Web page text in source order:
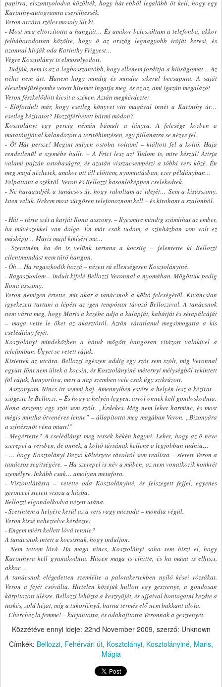
papírra, elszontyolodva közölték, hogy hát ebből legalább öt kell, hogy egy
Karinthy-autogramra cserélhessék.
Veron arcára széles mosoly ült ki.
- Most meg eltorzította a hangját… És amikor beleszóltam a telefonba, akkor
felháborodottan közölte, hogy ő az ország legnagyobb íróját keresi, és
azonnal hívják oda Karinthy Frigyest…
Végre Kosztolányi is elmosolyodott.
- Tudják, nem is az a legbosszantóbb, hogy ellenem fordítja a hiúságomat… Az
néha nem árt. Hanem hogy mindig és mindig sikerül becsapnia. A saját
éleselméjűségembe vetett hitemet ingatja meg, és ez az, ami igazán megalázó!
Veron fészkelődött kicsit a széken. Aztán megkérdezte:
- Előfordult már, hogy esetleg könyvet vitt magával innét a Karinthy úr…
esetleg kéziratot? Hozzáférhetett bármi módon?
Kosztolányi egy percig némán bámult a lányra. A felesége közben a
mutatóujjával kalandozott a terítőhímzésen, egy pillanatra se nézve fel.
- Ó! Hát persze! Megint milyen ostoba voltam! – kiáltott fel a költő. Haja
rendetlenül a szemébe hullt. – A Frici lesz az! Tudom is, mire készül! Átírja
valami pajzán ostobaságra, és azután visszacsempészi a többi vers közé. Én
meg majd nézhetek, amikor ott áll előttem, nyomtatásban, ezer példányban…
Felpattant a székről. Veron és Bellozzi hasonlóképpen cselekedtek.
- Ne haragudjék a tanácsos úr, hogy raboltam az idejét… Sem a kisasszony.
Isten velük. Nekem most sürgősen telefonoznom kell – és kirohant a szalonból.
- Hát – tárta szét a karját Ilona asszony. – Ilyesmire mindig számíthat az ember,
ha művészekkel van dolga. Én már csak tudom, a színházban sem volt ez
másképp… Maris majd kikíséri ma…
- Szeretném, ha ön is velünk tartana a kocsiig – jelentette ki Bellozzi
ellentmondást nem tűrő hangon.
- Óh… Ha ragaszkodik hozzá – nézett rá ellenségesen Kosztolányiné.
- Ragaszkodom – indult kifelé Bellozzi Veronnal a nyomában. Mögöttük pedig
Ilona asszony.
Veron nemigen értette, mit akar a tanácsnok a költő feleségétől. Kíváncsian
igyekezett tartani a lépést az igen tempósan távozó Bellozzival. A tanácsnok
nem várta meg, hogy Maris a kezébe adja a kalapját, kabátját és sétapálcáját
– maga vette le őket az akasztóról. Aztán váratlanul megsimogatta a kis
cselédlány fejét.
Kosztolányi mindeközben a hátuk mögött hangosan vitázott valakivel a
telefonban. Ügyet se vetett rájuk.
Kisiettek az utcára. Bellozzi egészen addig egy szót sem szólt, míg Veronnal
együtt fönt nem ültek a kocsin, és Kosztolányiné méternyi mélységből tekintett
föl rájuk, hunyorítva, mert a nap szemben vele csak úgy szikrázott.
- Asszonyom. Nincs itt semmi baj. Amennyiben estére a helyén lesz a kézirat –
szögezte le Bellozzi. – És hogy a helyén legyen, arról önnek kell gondoskodnia.
Ilona asszony egy szót sem szólt. „Érdekes. Még nem lehet harminc, és most
mégis mintha ötvenéves lenne” – állapította meg magában Veron. „Bizonyára
a színésznői véna miatt!”
- Megértette? A cselédlányt meg tessék békén hagyni. Lehet, hogy az ő neve
szerepel a versben, de önnek, a költő társának kellene a legjobban tudnia…
- … hogy Kosztolányi Dezső költészete távolról sem realista – sietett Veron a
tanácsos segítségére. – Ha szerepel is név a műben, az nem vonatkozik konkrét
személyre. Inkább csak… amolyan metafora.
- Viszontlátásra – vetette oda Kosztolányiné, és felszegett fejjel, egyenes
gerinccel sietett vissza a házba.
Bellozzi elgondolkodva nézett utána.
- Szerintem a helyére kerül az a vers vagy micsoda – mondta végül.
Veron kissé neheztelve kérdezte:
- Engem miért kellett lóvá tennie?
A tanácsnok intett a kocsisnak, hogy induljon.
- Nem tettem lóvá. Ha maga nincs, Kosztolányi soha sem hiszi el, hogy
Karinthyra kell gyanakodnia. Hiszen maga is elhitte, és ha maga is elhiszi,
akkor…
A tanácsnok elégedetten szemlélte a palotakertekben nyíló kései rózsákat.
Veron a fejét csóválta. Hirtelen közéjük hullott egy gesztenye, a gondosan
kárpitozott ülésre. Bellozzi lehúzta a kesztyűjét, és ujjaival bontogatni kezdte a
tüskés, zöld héjat, míg a tükörfényű, barna termés elő nem bukkant alóla.
- Cherchez la femme! – kurjantotta, és odahajította Veronnak a gesztenyét.
Közzétéve ennyi ideje: 22nd November 2009, szerző: Unknown
Címkék: Bellozzi Fehérvári út Kosztolányi Kosztolányiné Maris
Mágia